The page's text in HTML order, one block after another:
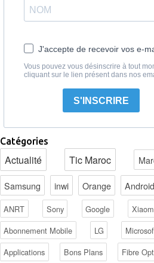
J'accepte de recevoir vos e-
Vous pouvez vous désinscrire à tout
cliquant sur le lien présent dans nos
S'INSCRIRE
Catégories
Actualité Tic Maroc
Samsung inwi Orange Android
ANRT Sony Google
Abonnement Mobile
LG
Applications
Bons Plans Fibre